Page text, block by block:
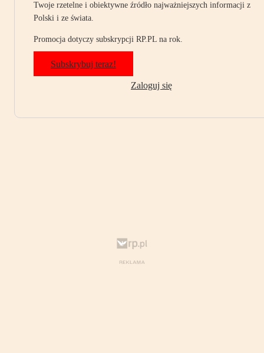
Twoje rzetelne i obiektywne źródło najważniejszych informacji z
Polski i ze świata.
Promocja dotyczy subskrypcji RP.PL na rok.
Subskrybuj teraz!
Zaloguj się